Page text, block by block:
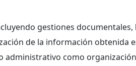
gestiones
de la información obtenida
administrativo como